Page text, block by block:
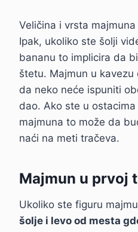
Veličina i vrsta
Ipak, ukoliko ste šolji
bananu to implicira da
štetu. Majmun u
da neko neće ispuniti
dao. Ako ste u
majmuna to može da
naći na meti tračeva.
Majmun u prvoj
Ukoliko ste figuru
šolje i levo od mesta